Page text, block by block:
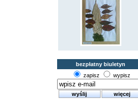
bezpłatny biuletyn
zapisz
wypisz